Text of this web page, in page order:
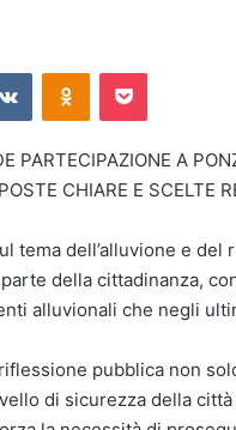
PARTECIPAZIONE A
CHIARE E SCELTE
tema dell’alluvione e
della cittadinanza,
alluvionali che negli
pubblica non
di sicurezza della